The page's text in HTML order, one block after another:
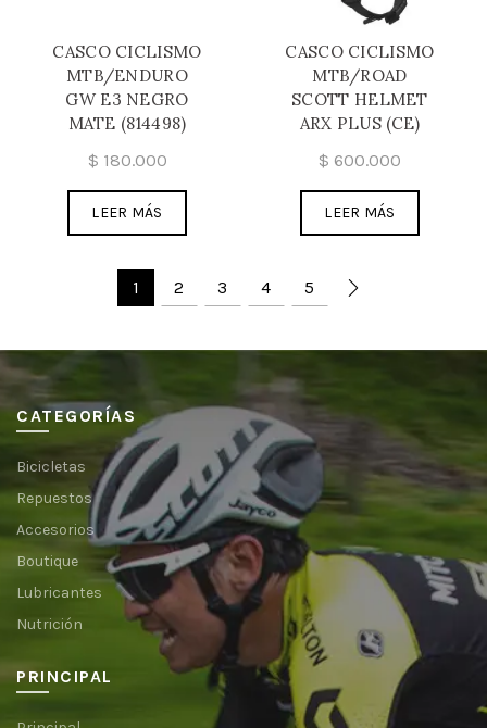
CASCO CICLISMO
MTB/ENDURO
GW E3 NEGRO
MATE (814498)
$ 180.000
LEER MÁS
CASCO CICLISMO
MTB/ROAD
SCOTT HELMET
ARX PLUS (CE)
$ 600.000
LEER MÁS
1 2 3 4 5
CATEGORÍAS
Bicicletas
Repuestos
Accesorios
Boutique
Lubricantes
Nutrición
PRINCIPAL